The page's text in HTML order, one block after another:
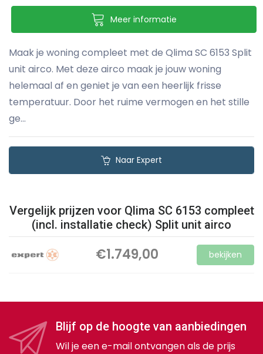
Meer informatie
Maak je woning compleet met de Qlima SC 6153 Split
unit airco. Met deze airco maak je jouw woning
helemaal af en geniet je van een heerlijk frisse
temperatuur. Door het ruime vermogen en het stille
ge...
Naar Expert
Vergelijk prijzen voor Qlima SC 6153 compleet
(incl. installatie check) Split unit airco
€1.749,00 bekijken
Blijf op de hoogte van aanbiedingen
Wil je een e-mail ontvangen als de prijs